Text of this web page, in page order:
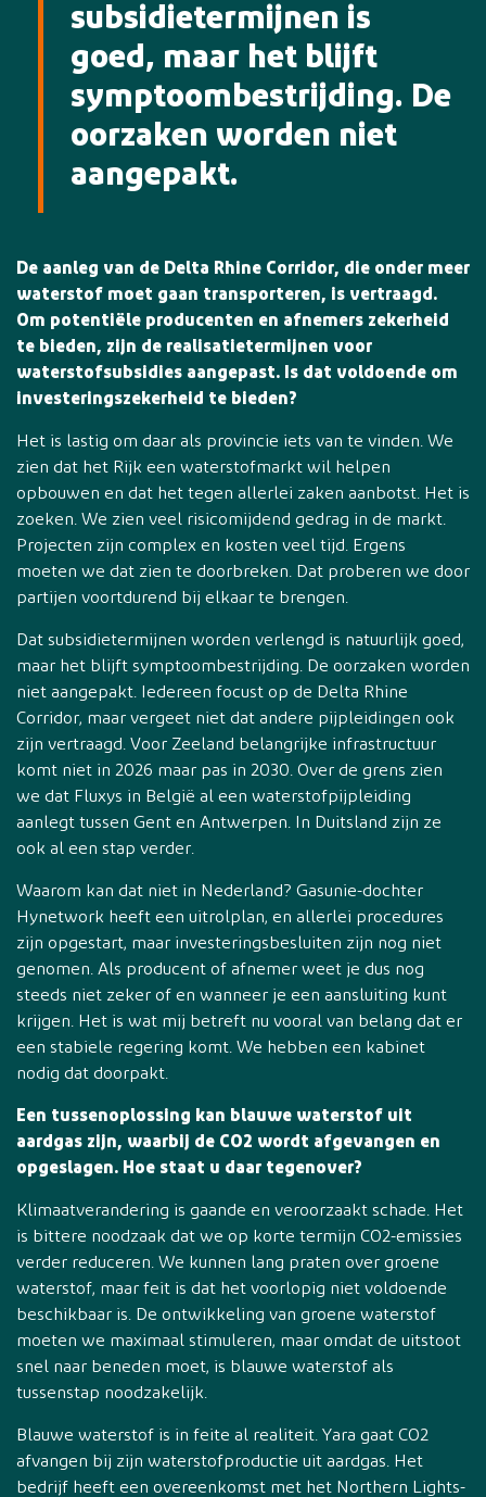
subsidietermijnen is
goed, maar het blijft
symptoombestrijding. De
oorzaken worden niet
aangepakt.
De aanleg van de Delta Rhine Corridor, die onder meer
waterstof moet gaan transporteren, is vertraagd.
Om potentiële producenten en afnemers zekerheid
te bieden, zijn de realisatietermijnen voor
waterstofsubsidies aangepast. Is dat voldoende om
investeringszekerheid te bieden?
Het is lastig om daar als provincie iets van te vinden. We
zien dat het Rijk een waterstofmarkt wil helpen
opbouwen en dat het tegen allerlei zaken aanbotst. Het is
zoeken. We zien veel risicomijdend gedrag in de markt.
Projecten zijn complex en kosten veel tijd. Ergens
moeten we dat zien te doorbreken. Dat proberen we door
partijen voortdurend bij elkaar te brengen.
Dat subsidietermijnen worden verlengd is natuurlijk goed,
maar het blijft symptoombestrijding. De oorzaken worden
niet aangepakt. Iedereen focust op de Delta Rhine
Corridor, maar vergeet niet dat andere pijpleidingen ook
zijn vertraagd. Voor Zeeland belangrijke infrastructuur
komt niet in 2026 maar pas in 2030. Over de grens zien
we dat Fluxys in België al een waterstofpijpleiding
aanlegt tussen Gent en Antwerpen. In Duitsland zijn ze
ook al een stap verder.
Waarom kan dat niet in Nederland? Gasunie-dochter
Hynetwork heeft een uitrolplan, en allerlei procedures
zijn opgestart, maar investeringsbesluiten zijn nog niet
genomen. Als producent of afnemer weet je dus nog
steeds niet zeker of en wanneer je een aansluiting kunt
krijgen. Het is wat mij betreft nu vooral van belang dat er
een stabiele regering komt. We hebben een kabinet
nodig dat doorpakt.
Een tussenoplossing kan blauwe waterstof uit
aardgas zijn, waarbij de CO2 wordt afgevangen en
opgeslagen. Hoe staat u daar tegenover?
Klimaatverandering is gaande en veroorzaakt schade. Het
is bittere noodzaak dat we op korte termijn CO2-emissies
verder reduceren. We kunnen lang praten over groene
waterstof, maar feit is dat het voorlopig niet voldoende
beschikbaar is. De ontwikkeling van groene waterstof
moeten we maximaal stimuleren, maar omdat de uitstoot
snel naar beneden moet, is blauwe waterstof als
tussenstap noodzakelijk.
Blauwe waterstof is in feite al realiteit. Yara gaat CO2
afvangen bij zijn waterstofproductie uit aardgas. Het
bedrijf heeft een overeenkomst met het Northern Lights-